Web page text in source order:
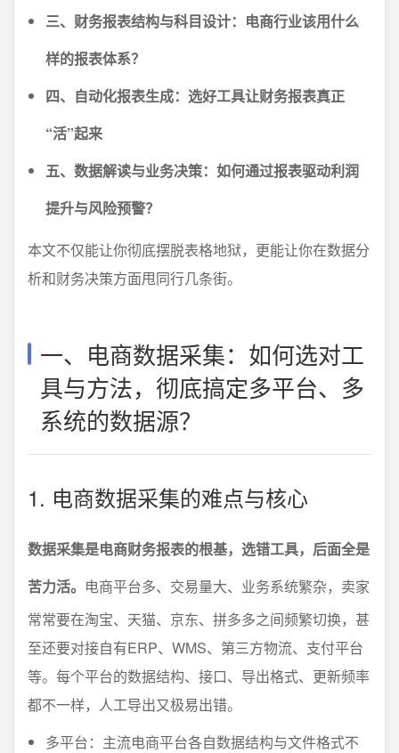
三、财务报表结构与科目设计：电商行业该用什么
样的报表体系？
四、自动化报表生成：选好工具让财务报表真正
“活”起来
五、数据解读与业务决策：如何通过报表驱动利润
提升与风险预警？
本文不仅能让你彻底摆脱表格地狱，更能让你在数据分
析和财务决策方面甩同行几条街。
一、电商数据采集：如何选对工
具与方法，彻底搞定多平台、多
系统的数据源？
1. 电商数据采集的难点与核心
数据采集是电商财务报表的根基，选错工具，后面全是
苦力活。 电商平台多、交易量大、业务系统繁杂，卖家
常常要在淘宝、天猫、京东、拼多多之间频繁切换，甚
至还要对接自有ERP、WMS、第三方物流、支付平台
等。每个平台的数据结构、接口、导出格式、更新频率
都不一样，人工导出又极易出错。
多平台：主流电商平台各自数据结构与文件格式不